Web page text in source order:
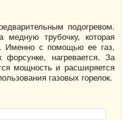
подогревом.
медную трубочку, которая
Именно с помощью ее газ,
нагревается. За
мощность и расширяется
газовых горелок.